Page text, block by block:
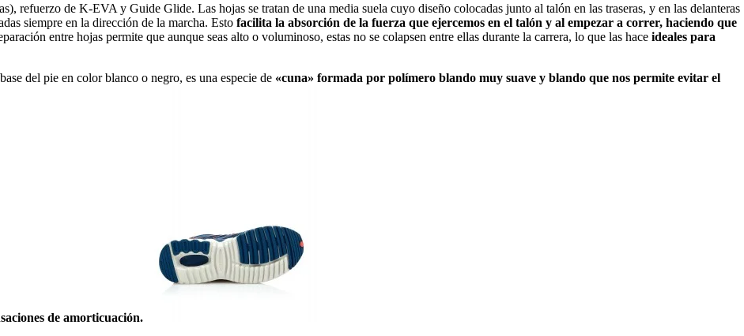
refuerzo de K-EVA y Guide Glide. Las hojas se tratan de una media suela cuyo diseño colocadas junto al talón en las traseras, y en las delanteras
siempre en la dirección de la marcha. Esto facilita la absorción de la fuerza que ejercemos en el talón y al empezar a correr, haciendo que
entre hojas permite que aunque seas alto o voluminoso, estas no se colapsen entre ellas durante la carrera, lo que las hace ideales para
del pie en color blanco o negro, es una especie de «cuna» formada por polímero blando muy suave y blando que nos permite evitar el
de amorticuación.